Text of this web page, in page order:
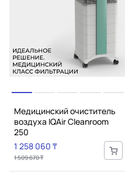
Медицинский очиститель
воздуха IQAir Cleanroom
250
1 258 060 ₸
1 509 670 ₸